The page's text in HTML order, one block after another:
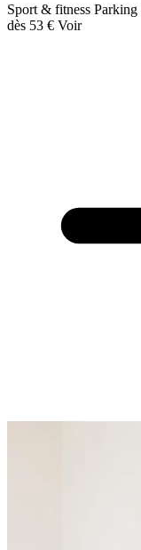
Sport & fitness Parking
dès 53 € Voir